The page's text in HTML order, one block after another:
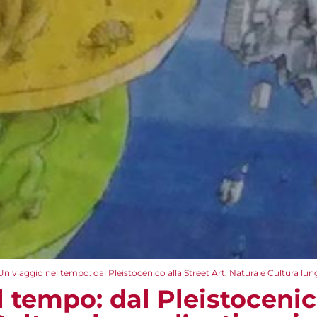
viaggio nel tempo: dal Pleistocenico alla Street Art. Natura e Cultura
tempo: dal